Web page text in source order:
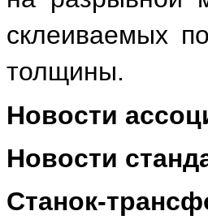
склеиваемых
толщины.
Новости
Новости
Станок-